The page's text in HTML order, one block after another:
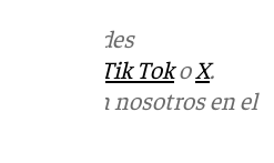
en las redes
Tik TokoX.
con nosotros en el